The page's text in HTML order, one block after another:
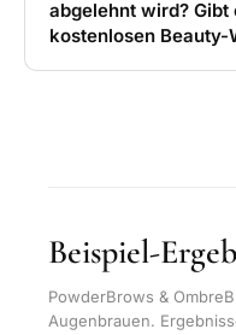
abgelehnt wird? Gibt
kostenlosen Beauty-
Beispiel-
PowderBrows &
Augenbrauen.